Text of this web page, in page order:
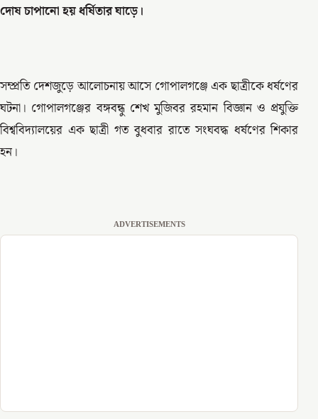
দোষ চাপানো হয় ধর্ষিতার ঘাড়ে।
সম্প্রতি দেশজুড়ে আলোচনায় আসে গোপালগঞ্জে এক ছাত্রীকে ধর্ষণের
ঘটনা। গোপালগঞ্জের বঙ্গবন্ধু শেখ মুজিবর রহমান বিজ্ঞান ও প্রযুক্তি
বিশ্ববিদ্যালয়ের এক ছাত্রী গত বুধবার রাতে সংঘবদ্ধ ধর্ষণের শিকার
হন।
ADVERTISEMENTS